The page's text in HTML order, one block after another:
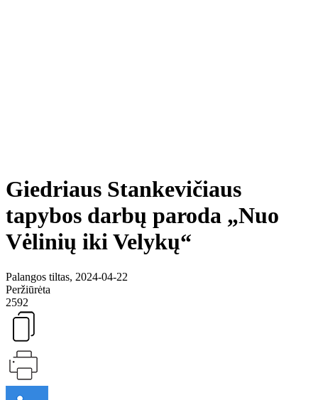
Giedriaus Stankevičiaus
tapybos darbų paroda „Nuo
Vėlinių iki Velykų“
Palangos tiltas, 2024-04-22
Peržiūrėta
2592